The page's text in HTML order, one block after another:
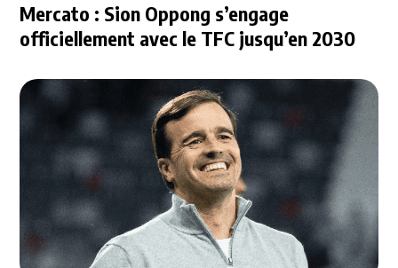
Mercato : Sion Oppong s’engage
officiellement avec le TFC jusqu’en 2030